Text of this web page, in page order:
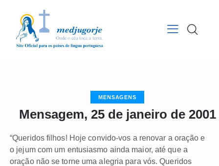
MENSAGENS
Mensagem, 25 de janeiro de 2001
“Queridos filhos! Hoje convido-vos a renovar a oração e
o jejum com um entusiasmo ainda maior, até que a
oração não se torne uma alegria para vós. Queridos